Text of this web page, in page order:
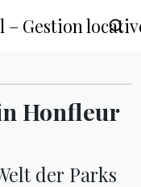
Gestion
Honfleur
der Parks